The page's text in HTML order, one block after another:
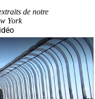
de notre
York